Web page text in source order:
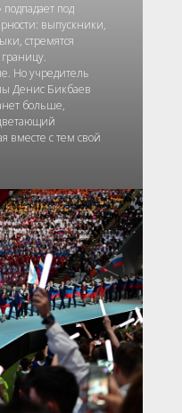
под
выпускники,
стремятся
Но учредитель
Денис Бикбаев
больше,
вместе с тем свой